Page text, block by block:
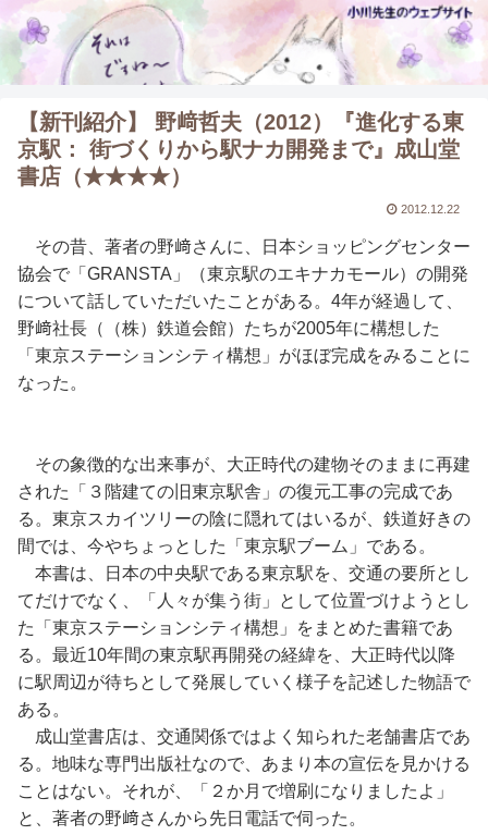
【新刊紹介】 野﨑哲夫（2012）『進化する東
京駅： 街づくりから駅ナカ開発まで』成山堂
書店（★★★★）
2012.12.22
その昔、著者の野﨑さんに、日本ショッピングセンター
協会で「GRANSTA」（東京駅のエキナカモール）の開発
について話していただいたことがある。4年が経過して、
野﨑社長（（株）鉄道会館）たちが2005年に構想した
「東京ステーションシティ構想」がほぼ完成をみることに
なった。
その象徴的な出来事が、大正時代の建物そのままに再建
された「３階建ての旧東京駅舎」の復元工事の完成であ
る。東京スカイツリーの陰に隠れてはいるが、鉄道好きの
間では、今やちょっとした「東京駅ブーム」である。
本書は、日本の中央駅である東京駅を、交通の要所とし
てだけでなく、「人々が集う街」として位置づけようとし
た「東京ステーションシティ構想」をまとめた書籍であ
る。最近10年間の東京駅再開発の経緯を、大正時代以降
に駅周辺が待ちとして発展していく様子を記述した物語で
ある。
成山堂書店は、交通関係ではよく知られた老舗書店であ
る。地味な専門出版社なので、あまり本の宣伝を見かける
ことはない。それが、「２か月で増刷になりましたよ」
と、著者の野﨑さんから先日電話で伺った。